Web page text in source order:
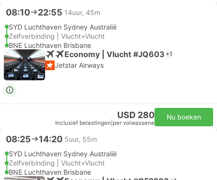
08:10 22:55 14uur, 45m
SYD Luchthaven Sydney Australië
Zelfverbinding | Vlucht+Vlucht
BNE Luchthaven Brisbane
Economy | Vlucht #JQ603 +1
Jetstar Airways
USD 280
Inclusief belastingen per volwassene
Nu boeken
08:25 14:20 5uur, 55m
SYD Luchthaven Sydney Australië
Zelfverbinding | Vlucht+Vlucht
BNE Luchthaven Brisbane